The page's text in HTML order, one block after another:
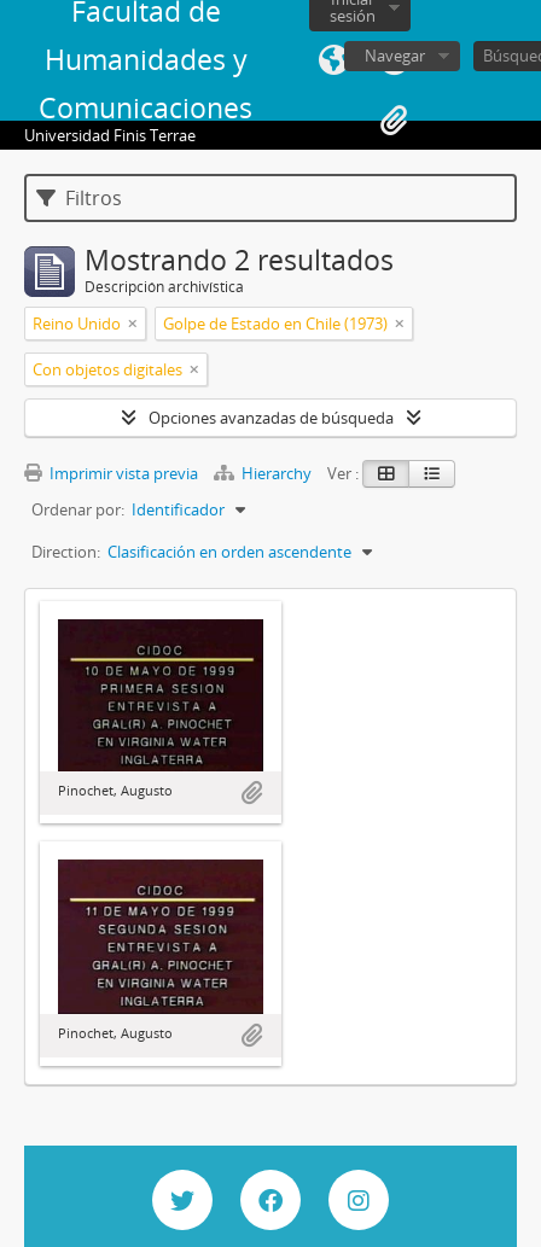
Facultad de
Humanidades y
Comunicaciones
sesión
Navegar
Universidad Finis Terrae
Filtros
Mostrando 2 resultados
Descripción archivística
Reino Unido Golpe de Estado en Chile (1973)
Con objetos digitales
Opciones avanzadas de búsqueda
Imprimir vista previa Hierarchy
Ver :
Ordenar por: Identificador
Direction: Clasificación en orden ascendente
Pinochet, Augusto
Pinochet, Augusto